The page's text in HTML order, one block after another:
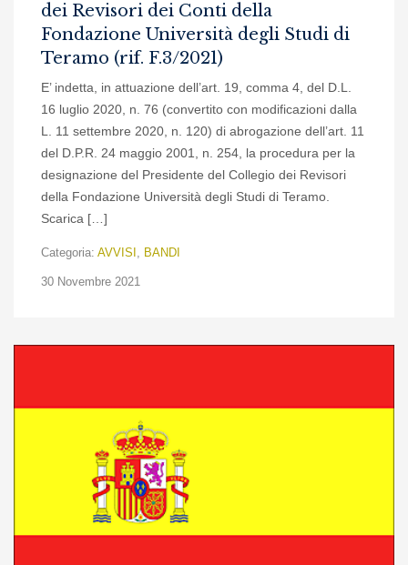
dei Revisori dei Conti della
Fondazione Università degli Studi di
Teramo (rif. F.3/2021)
E’ indetta, in attuazione dell’art. 19, comma 4, del D.L.
16 luglio 2020, n. 76 (convertito con modificazioni dalla
L. 11 settembre 2020, n. 120) di abrogazione dell’art. 11
del D.P.R. 24 maggio 2001, n. 254, la procedura per la
designazione del Presidente del Collegio dei Revisori
della Fondazione Università degli Studi di Teramo.
Scarica […]
Categoria: AVVISI , BANDI
30 Novembre 2021